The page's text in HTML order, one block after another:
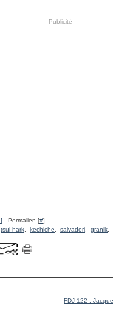
Publicité
] - Permalien [#]
tsui hark kechiche salvadori granik
FDJ 122 :